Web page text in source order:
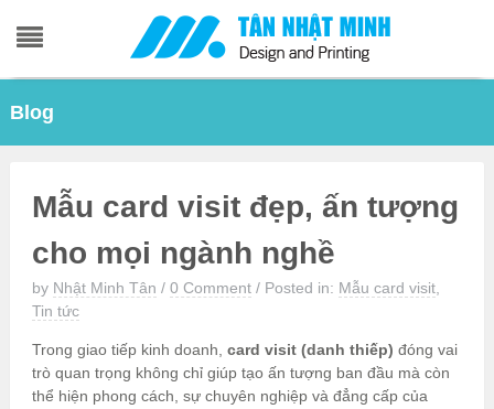
Blog
Mẫu card visit đẹp, ấn tượng
cho mọi ngành nghề
by Nhật Minh Tân / 0 Comment / Posted in: Mẫu card visit,
Tin tức
Trong giao tiếp kinh doanh, card visit (danh thiếp) đóng vai
trò quan trọng không chỉ giúp tạo ấn tượng ban đầu mà còn
thể hiện phong cách, sự chuyên nghiệp và đẳng cấp của